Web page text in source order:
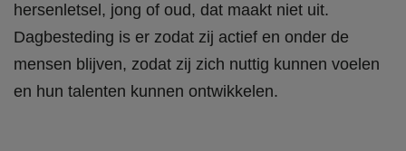
hersenletsel, jong of oud, dat maakt niet uit.
Dagbesteding is er zodat zij actief en onder de
mensen blijven, zodat zij zich nuttig kunnen voelen
en hun talenten kunnen ontwikkelen.